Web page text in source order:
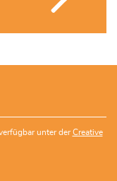
unter derCreative